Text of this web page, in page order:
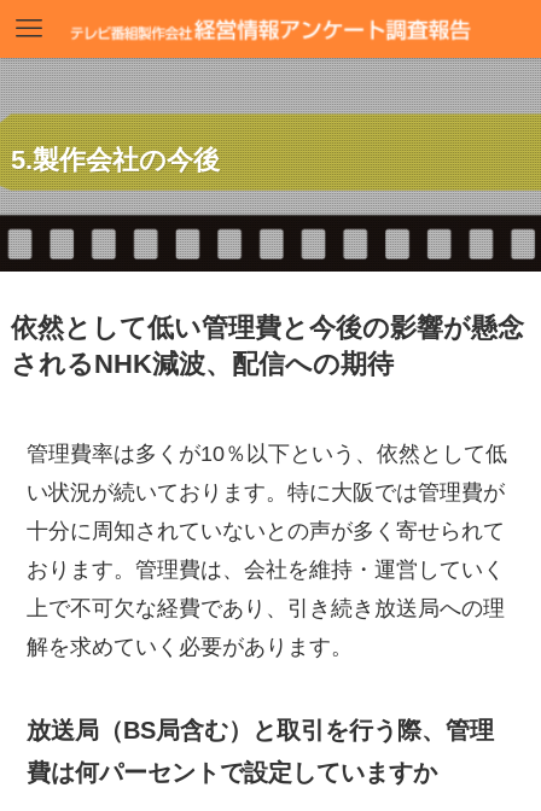
5.製作会社の今後
依然として低い管理費と今後の影響が懸念
されるNHK減波、配信への期待
管理費率は多くが10％以下という、依然として低
い状況が続いております。特に大阪では管理費が
十分に周知されていないとの声が多く寄せられて
おります。管理費は、会社を維持・運営していく
上で不可欠な経費であり、引き続き放送局への理
解を求めていく必要があります。
放送局（BS局含む）と取引を行う際、管理
費は何パーセントで設定していますか